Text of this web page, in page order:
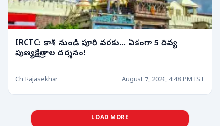
IRCTC: కాశీ నుండి పూరీ వరకు... ఏకంగా 5 దివ్య
పుణ్యక్షేత్రాల దర్శనం!
Ch Rajasekhar August 7, 2026, 4:48 PM IST
LOAD MORE